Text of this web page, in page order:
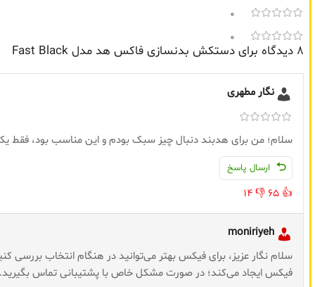
0
0
8 دیدگاه برای دستکش بدنسازی فاکس هد مدل Fast Black
نگار مطهری
سلام؛ من برای هدبند دنبال چیز سبک بودم و این مناسب بود، فقط
ارسال پاسخ
👍
65
👎
14
moniriyeh
سلام نگار عزیز، برای فیکس بهتر می‌توانید در هنگام انتخاب بررسی
فیکس ایجاد می‌کند؛ در صورت مشکل خاص با پشتیبانی تماس بگیرید.